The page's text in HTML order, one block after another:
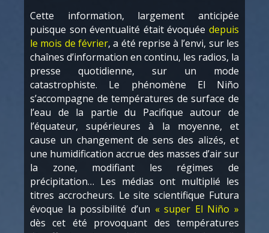
Cette information, largement anticipée
puisque son éventualité était évoquée depuis
le mois de février, a été reprise à l’envi, sur les
chaînes d’information en continu, les radios, la
presse quotidienne, sur un mode
catastrophiste. Le phénomène El Niño
s’accompagne de températures de surface de
l’eau de la partie du Pacifique autour de
l’équateur, supérieures à la moyenne, et
cause un changement de sens des alizés, et
une humidification accrue des masses d’air sur
la zone, modifiant les régimes de
précipitation… Les médias ont multiplié les
titres accrocheurs. Le site scientifique Futura
évoque la possibilité d’un « super El Niño »
dès cet été provoquant des températures